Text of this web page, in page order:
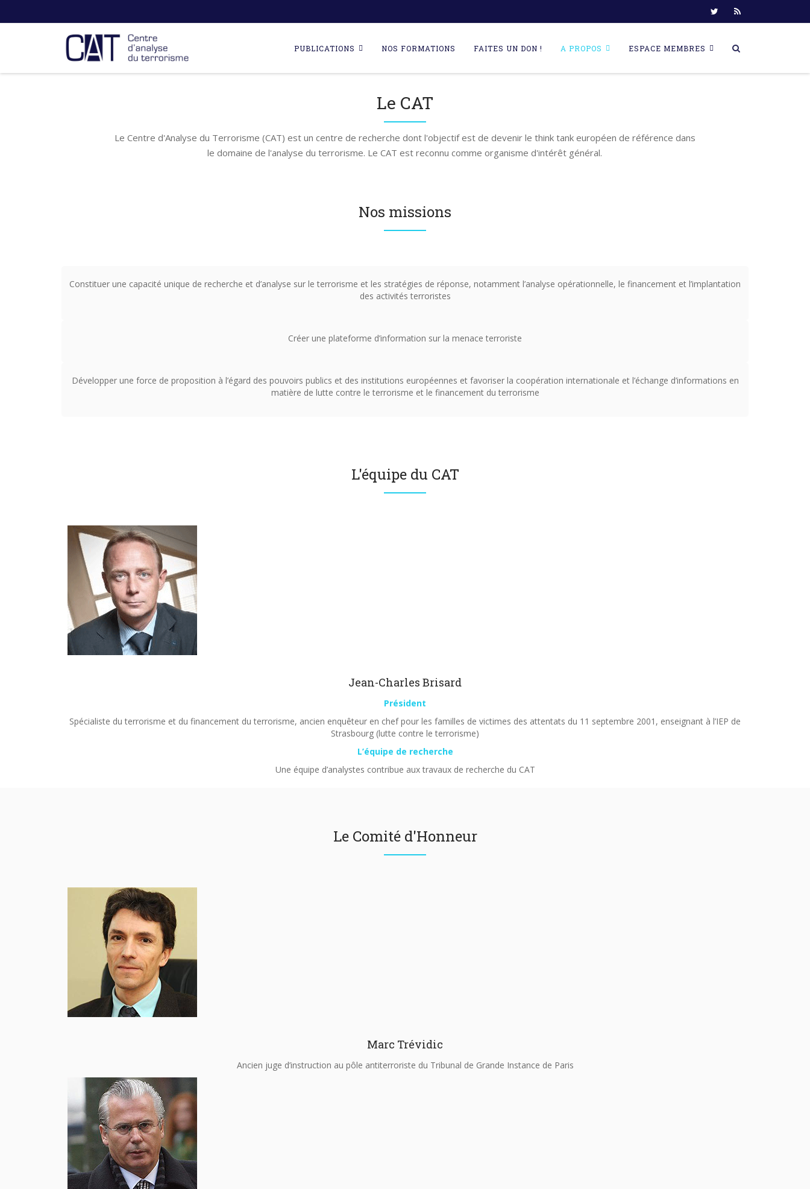
content
PUBLICATIONS NOS FORMATIONS FAITES UN DON ! A PROPOS ESPACE MEMBRES
Le CAT
Le Centre d'Analyse du Terrorisme (CAT) est un centre de recherche dont l'objectif est de devenir le think tank européen de référence dans
le domaine de l'analyse du terrorisme. Le CAT est reconnu comme organisme d'intérêt général.
Nos missions
Constituer une capacité unique de recherche et d’analyse sur le terrorisme et les stratégies de réponse, notamment l’analyse opérationnelle, le financement et l’implantation
des activités terroristes
Créer une plateforme d’information sur la menace terroriste
Développer une force de proposition à l’égard des pouvoirs publics et des institutions européennes et favoriser la coopération internationale et l’échange d’informations en
matière de lutte contre le terrorisme et le financement du terrorisme
L'équipe du CAT
Jean-Charles Brisard
Président
Spécialiste du terrorisme et du financement du terrorisme, ancien enquêteur en chef pour les familles de victimes des attentats du 11 septembre 2001, enseignant à l’IEP de
Strasbourg (lutte contre le terrorisme)
L’équipe de recherche
Une équipe d’analystes contribue aux travaux de recherche du CAT
Le Comité d'Honneur
Marc Trévidic
Ancien juge d’instruction au pôle antiterroriste du Tribunal de Grande Instance de Paris